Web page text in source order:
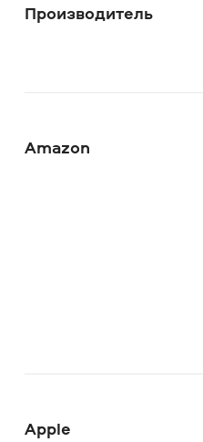
Производитель
Amazon
Apple